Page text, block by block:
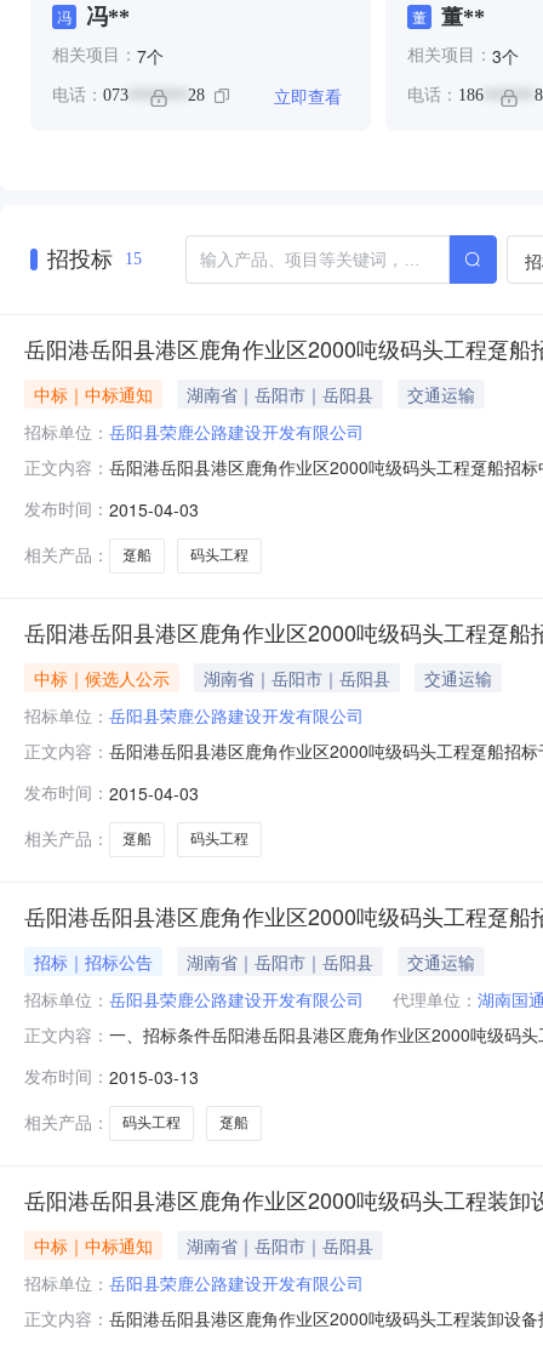
冯 冯**
相关项目： 7个
电话： 073 ******* 28 立即查看
董 董**
相关项目： 3个
电话： 186******
招投标 15
岳阳港岳阳县港区鹿角作业区2000吨级码头工程趸船
中标｜中标通知 湖南省｜岳阳市｜岳阳县
交通运输
招标单位： 岳阳县荣鹿公路建设开发有限公司
正文内容： 岳阳港岳阳县港区鹿角作业区2000吨级码头工程趸船招
吨级码头工程趸船招标于2015年4月3日上午09:00在岳
发布时间： 2015-04-03
相关产品：
趸船 码头工程
岳阳港岳阳县港区鹿角作业区2000吨级码头工程趸船
中标｜候选人公示 湖南省｜岳阳市｜岳阳县
交通运输
招标单位： 岳阳县荣鹿公路建设开发有限公司
正文内容： 岳阳港岳阳县港区鹿角作业区2000吨级码头工程趸船招
条例》第五十四条的规定,现予以公示。本公告公示期为
限公司监督机构:岳阳
发布时间： 2015-04-03
相关产品：
趸船 码头工程
岳阳港岳阳县港区鹿角作业区2000吨级码头工程趸船
招标｜招标公告 湖南省｜岳阳市｜岳阳县
交通运输
招标单位： 岳阳县荣鹿公路建设开发有限公司 代理单位： 湖南国
正文内容： 一、招标条件岳阳港岳阳县港区鹿角作业区2000吨级码
开招标。二、项目概况2.1项目名称：岳阳港岳阳县港区
三、招标范围3
发布时间： 2015-03-13
相关产品：
码头工程 趸船
岳阳港岳阳县港区鹿角作业区2000吨级码头工程装卸
中标｜中标通知
湖南省｜岳阳市｜岳阳县
招标单位： 岳阳县荣鹿公路建设开发有限公司
正文内容： 岳阳港岳阳县港区鹿角作业区2000吨级码头工程装卸设